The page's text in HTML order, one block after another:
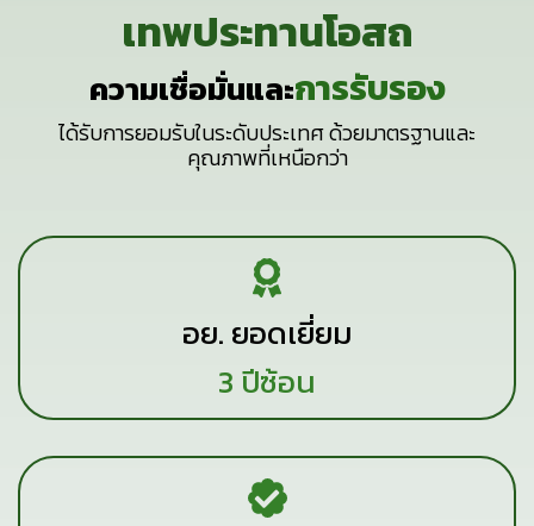
เทพประทานโอสถ
ความเชื่อมั่นและการรับรอง
ได้รับการยอมรับในระดับประเทศ ด้วยมาตรฐานและ
คุณภาพที่เหนือกว่า
อย. ยอดเยี่ยม
3 ปีซ้อน